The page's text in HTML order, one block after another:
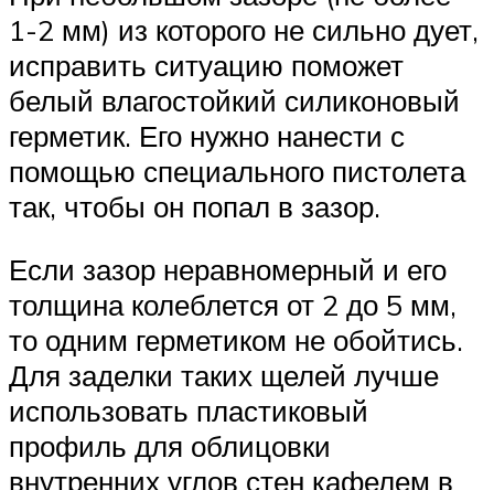
1-2 мм) из которого не сильно дует,
исправить ситуацию поможет
белый влагостойкий силиконовый
герметик. Его нужно нанести с
помощью специального пистолета
так, чтобы он попал в зазор.
Если зазор неравномерный и его
толщина колеблется от 2 до 5 мм,
то одним герметиком не обойтись.
Для заделки таких щелей лучше
использовать пластиковый
профиль для облицовки
внутренних углов стен кафелем в